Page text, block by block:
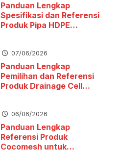
Panduan Lengkap
Spesifikasi dan Referensi
Produk Pipa HDPE
07/06/2026
Panduan Lengkap
Pemilihan dan Referensi
Produk Drainage Cell
06/06/2026
Panduan Lengkap
Referensi Produk
Cocomesh untuk